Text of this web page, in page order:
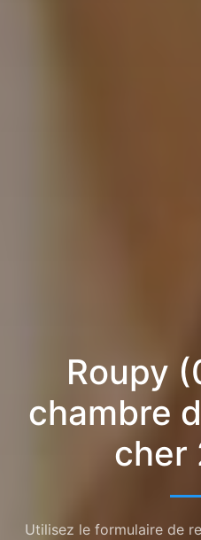
Roupy
chambre
cher
Utilisez le formulaire de